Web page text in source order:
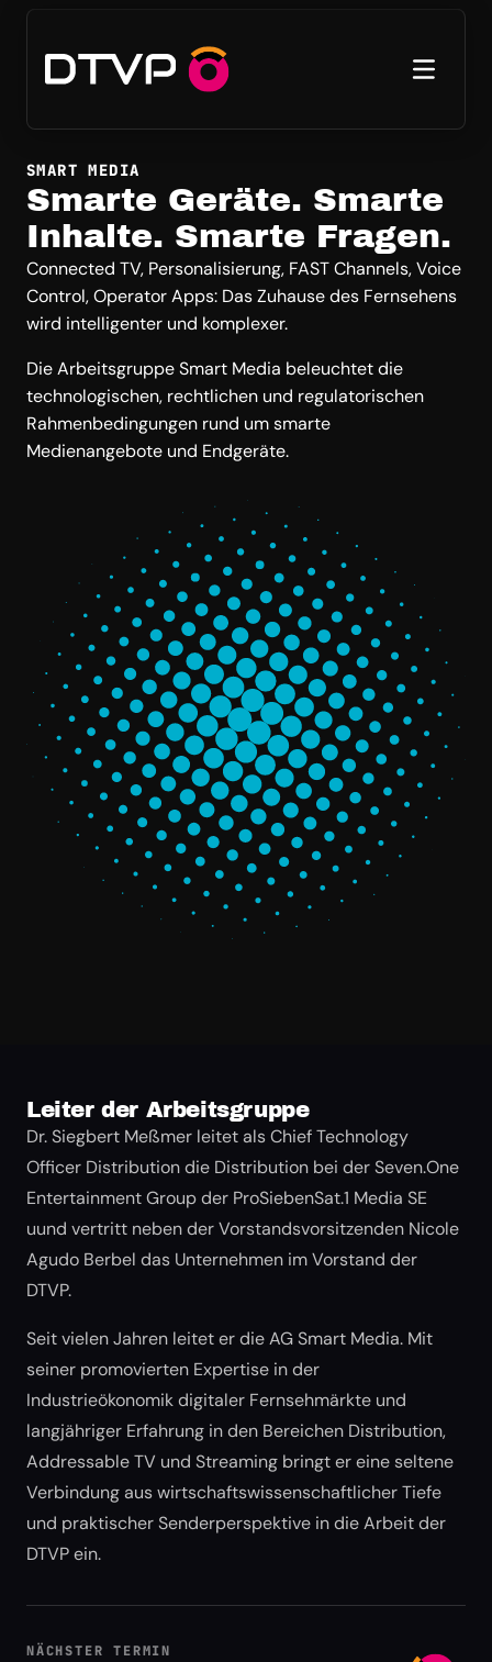
SMART MEDIA
Smarte Geräte. Smarte
Inhalte. Smarte Fragen.
Connected TV, Personalisierung, FAST Channels, Voice
Control, Operator Apps: Das Zuhause des Fernsehens
wird intelligenter und komplexer.
Die Arbeitsgruppe Smart Media beleuchtet die
technologischen, rechtlichen und regulatorischen
Rahmenbedingungen rund um smarte
Medienangebote und Endgeräte.
Leiter der Arbeitsgruppe
Dr. Siegbert Meßmer leitet als Chief Technology
Officer Distribution die Distribution bei der Seven.One
Entertainment Group der ProSiebenSat.1 Media SE
uund vertritt neben der Vorstandsvorsitzenden Nicole
Agudo Berbel das Unternehmen im Vorstand der
DTVP.
Seit vielen Jahren leitet er die AG Smart Media. Mit
seiner promovierten Expertise in der
Industrieökonomik digitaler Fernsehmärkte und
langjähriger Erfahrung in den Bereichen Distribution,
Addressable TV und Streaming bringt er eine seltene
Verbindung aus wirtschaftswissenschaftlicher Tiefe
und praktischer Senderperspektive in die Arbeit der
DTVP ein.
NÄCHSTER TERMIN